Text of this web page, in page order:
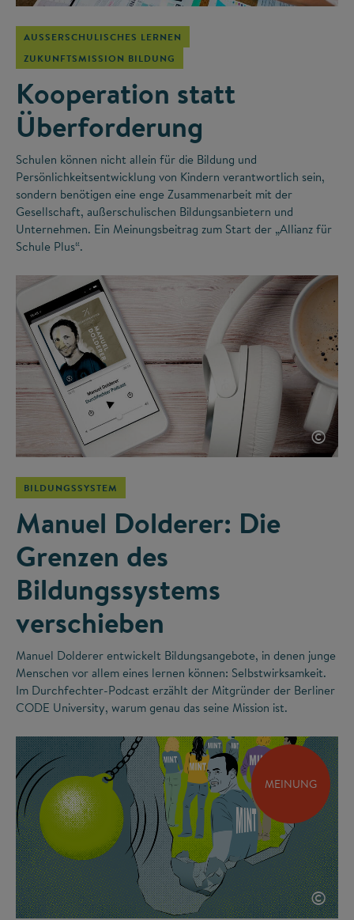
AUSSERSCHULISCHES LERNEN
ZUKUNFTSMISSION BILDUNG
Kooperation statt
Überforderung
Schulen können nicht allein für die Bildung und
Persönlichkeitsentwicklung von Kindern verantwortlich sein,
sondern benötigen eine enge Zusammenarbeit mit der
Gesellschaft, außerschulischen Bildungsanbietern und
Unternehmen. Ein Meinungsbeitrag zum Start der „Allianz für
Schule Plus“.
©
BILDUNGSSYSTEM
Manuel Dolderer: Die
Grenzen des
Bildungssystems
verschieben
Manuel Dolderer entwickelt Bildungsangebote, in denen junge
Menschen vor allem eines lernen können: Selbstwirksamkeit.
Im Durchfechter-Podcast erzählt der Mitgründer der Berliner
CODE University, warum genau das seine Mission ist.
MEINUNG
©